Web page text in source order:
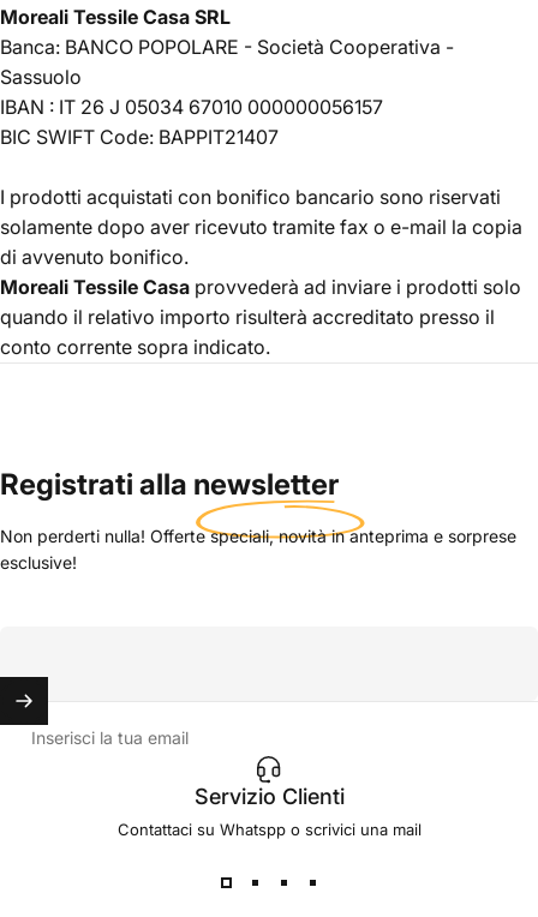
Moreali Tessile Casa SRL
Banca: BANCO POPOLARE - Società Cooperativa -
Sassuolo
IBAN : IT 26 J 05034 67010 000000056157
BIC SWIFT Code: BAPPIT21407
I prodotti acquistati con bonifico bancario sono riservati
solamente dopo aver ricevuto tramite fax o e-mail la copia
di avvenuto bonifico.
Moreali Tessile Casa provvederà ad inviare i prodotti solo
quando il relativo importo risulterà accreditato presso il
conto corrente sopra indicato.
Registrati alla newsletter
Non perderti nulla! Offerte speciali, novità in anteprima e sorprese
esclusive!
Inserisci la tua email
Servizio Clienti
Contattaci su Whatspp o scrivici una mail